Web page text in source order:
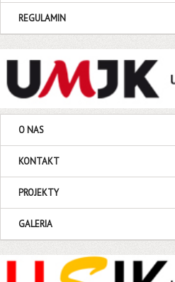
REGULAMIN
O NAS
KONTAKT
PROJEKTY
GALERIA